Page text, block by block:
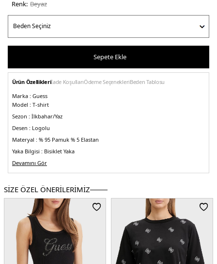
Renk: beyaz
Sepete Ekle
Ürün Özellikleriİade KoşullarıÖdeme SeçenekleriBeden Tablosu
Marka : Guess
Model : T-shirt
Sezon : İlkbahar/Yaz
Desen : Logolu
Materyal : % 95 Pamuk % 5 Elastan
Yaka Bilgisi : Bisiklet Yaka
Kol Bilgisi :Kısa Kol
Kalıp Bilgisi :Slim Fit
Detay :-Jarse-S beden için uzunluk 60 cm
5DY2W4GI14J1314G011.25
Devamını Gör
SİZE ÖZEL ÖNERİLERİMİZ